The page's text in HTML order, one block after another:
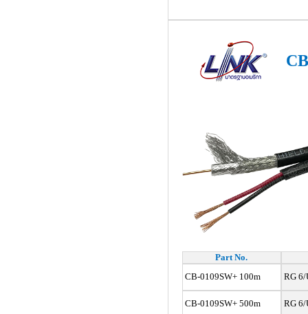
Part No.
CB-0109SW+ 100m
RG 6/
CB-0109SW+ 500m RG 6/